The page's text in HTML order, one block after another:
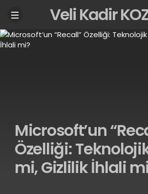
Veli Kadir
Microsoft’un
Özelliği:
mi, Gizlilik İhlali